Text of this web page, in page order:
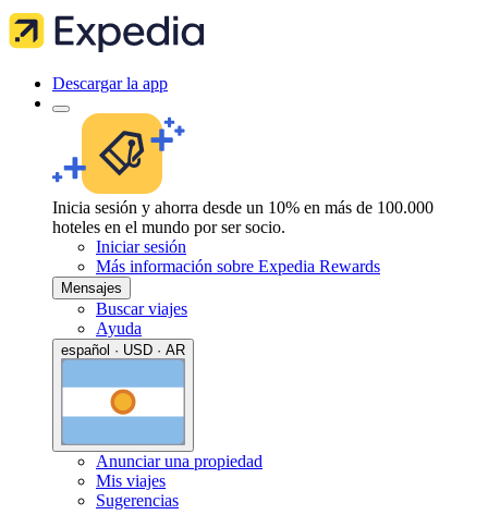
Descargar la app
Inicia sesión y ahorra desde un 10% en más de 100.000
hoteles en el mundo por ser socio.
Iniciar sesión
Más información sobre Expedia Rewards
Mensajes
Buscar viajes
Ayuda
español · USD · AR
Anunciar una propiedad
Mis viajes
Sugerencias